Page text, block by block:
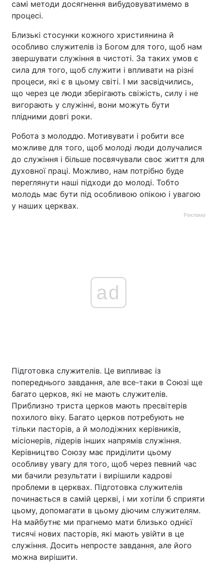
самі методи досягнення вибудовуватимемо в
процесі.
Близькі стосунки кожного християнина й
особливо служителів із Богом для того, щоб нам
звершувати служіння в чистоті. За таких умов є
сила для того, щоб служити і впливати на різні
процеси, які є в цьому світі. І ми засвідчились,
що через це люди зберігають свіжість, силу і не
вигорають у служінні, вони можуть бути
плідними довгі роки.
Робота з молоддю. Мотивувати і робити все
можливе для того, щоб молоді люди долучалися
до служіння і більше посвячували своє життя для
духовної праці. Можливо, нам потрібно буде
переглянути наші підходи до молоді. Тобто
молодь має бути під особливою опікою і увагою
у наших церквах.
Реклама
ad
Підготовка служителів. Це випливає із
попереднього завдання, але все-таки в Союзі ще
багато церков, які не мають служителів.
Приблизно триста церков мають пресвітерів
похилого віку. Багато церков потребують не
тільки пасторів, а й молодіжних керівників,
місіонерів, лідерів інших напрямів служіння.
Керівництво Союзу має приділити цьому
особливу увагу для того, щоб через певний час
ми бачили результати і вирішили кадрові
проблеми в церквах. Підготовка служителів
починається в самій церкві, і ми хотіли б сприяти
цьому, допомагати в цьому діючим служителям.
На майбутнє ми прагнемо мати близько однієї
тисячі нових пасторів, які мають увійти в це
служіння. Досить непросте завдання, але його
можна вирішити.